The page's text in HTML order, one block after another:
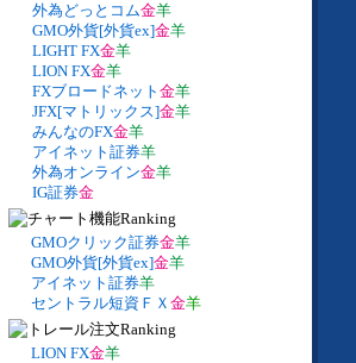
外為どっとコム金羊
GMO外貨[外貨ex]金羊
LIGHT FX金羊
LION FX金羊
FXブロードネット 金羊
JFX[マトリックス]金羊
みんなのFX金羊
アイネット証券羊
外為オンライン金羊
IG証券金
GMOクリック証券金羊
GMO外貨[外貨ex]金羊
アイネット証券羊
セントラル短資ＦＸ 金羊
LION FX金羊